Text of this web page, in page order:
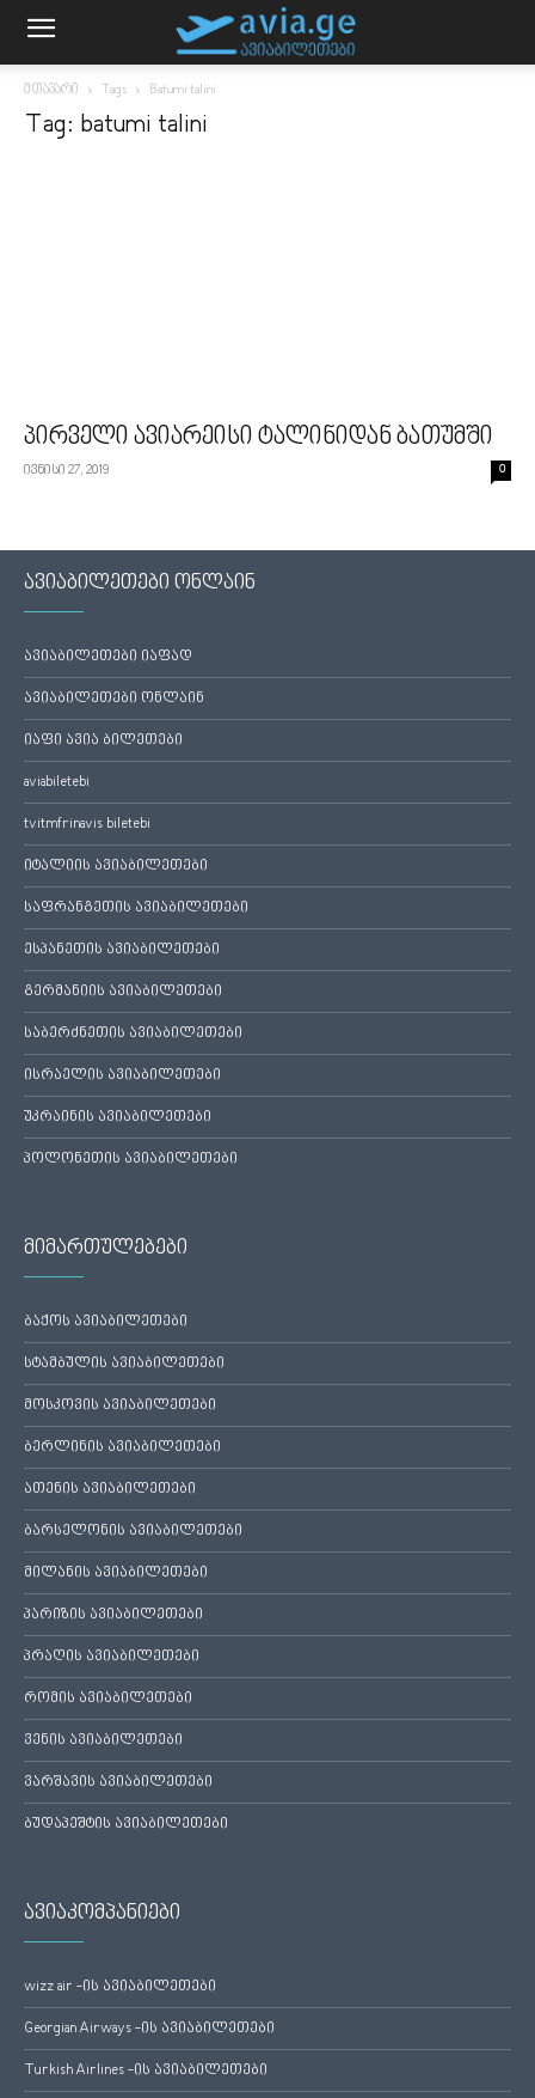
მთავარი Tags Batumi talini
Tag: batumi talini
პირველი ავიარეისი ტალინიდან ბათუმში
ივნისი 27, 2019 0
ავიაბილეთები ონლაინ
ავიაბილეთები იაფად
ავიაბილეთები ონლაინ
იაფი ავია ბილეთები
aviabiletebi
tvitmfrinavis biletebi
იტალიის ავიაბილეთები
საფრანგეთის ავიაბილეთები
ესპანეთის ავიაბილეთები
გერმანიის ავიაბილეთები
საბერძნეთის ავიაბილეთები
ისრაელის ავიაბილეთები
უკრაინის ავიაბილეთები
პოლონეთის ავიაბილეთები
მიმართულებები
ბაქოს ავიაბილეთები
სტამბულის ავიაბილეთები
მოსკოვის ავიაბილეთები
ბერლინის ავიაბილეთები
ათენის ავიაბილეთები
ბარსელონის ავიაბილეთები
მილანის ავიაბილეთები
პარიზის ავიაბილეთები
პრაღის ავიაბილეთები
რომის ავიაბილეთები
ვენის ავიაბილეთები
ვარშავის ავიაბილეთები
ბუდაპეშტის ავიაბილეთები
ავიაკომპანიები
wizz air -ის ავიაბილეთები
Georgian Airways -ის ავიაბილეთები
Turkish Airlines -ის ავიაბილეთები